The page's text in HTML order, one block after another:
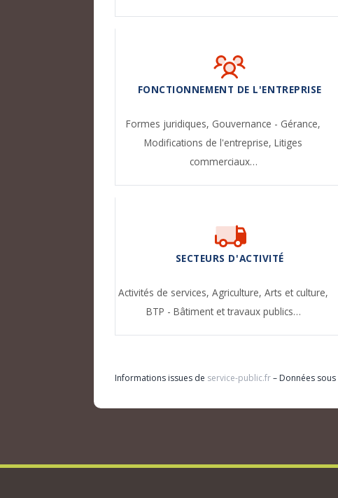
FONCTIONNEMENT DE L'ENTREPRISE
Formes juridiques, Gouvernance - Gérance,
Modifications de l'entreprise,Litiges
commerciaux…
SECTEURS D'ACTIVITÉ
Activités de services,Agriculture,Arts et culture,
BTP - Bâtiment et travaux publics…
Informations issues de service-public.fr– Données sous